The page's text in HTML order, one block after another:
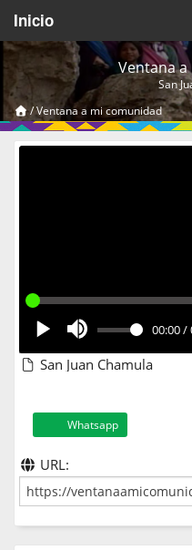
Inicio
Acerca de
Videos Temáticos
Ventana
San
/Ventana a mi comunidad
00:00/
San Juan Chamula
Whatsapp
URL: